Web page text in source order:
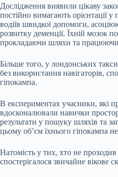
Дослідження виявили цікаву
постійно вимагають орієнтації у
водіїв швидкої допомоги,
розвитку деменції. Їхній мозок
прокладаючи шляхи та
Більше того, у лондонських
без використання навігаторів,
гіпокампа.
В експериментах учасники, які
вдосконалювали навички
результати у пошуку шляхів та
цьому об’єм їхнього гіпокампа
Натомість у тих, хто не
спостерігалося звичайне вікове